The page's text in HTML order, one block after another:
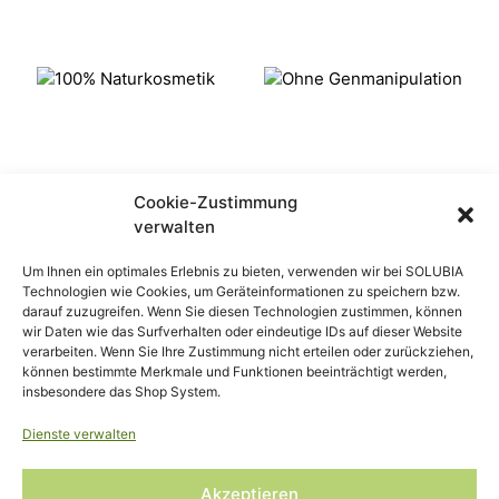
Cookie-Zustimmung
verwalten
Um Ihnen ein optimales Erlebnis zu bieten, verwenden wir bei SOLUBIA
Technologien wie Cookies, um Geräteinformationen zu speichern bzw.
darauf zuzugreifen. Wenn Sie diesen Technologien zustimmen, können
wir Daten wie das Surfverhalten oder eindeutige IDs auf dieser Website
verarbeiten. Wenn Sie Ihre Zustimmung nicht erteilen oder zurückziehen,
können bestimmte Merkmale und Funktionen beeinträchtigt werden,
insbesondere das Shop System.
Dienste verwalten
Akzeptieren
IMPRESSUM
DATENSCHUTZ
AGB
WIDERRUFSBELEHRUNG
NEWSLETTER